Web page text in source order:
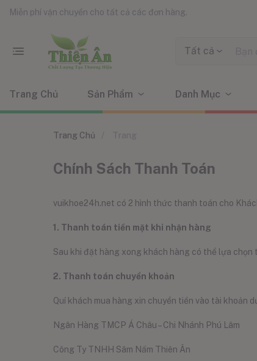
Miễn phí vận chuyển cho tất cả các đơn hàng.
Tất cả
Trang Chủ Sản Phẩm Danh Mục
Trang Chủ
Chính Sách Thanh Toán
vuikhoe24h.net có 2 hình thức thanh toán cho
1. Thanh toán tiền mặt khi nhận hàng
Sau khi đặt hàng xong khách hàng có thể lựa
2. Thanh toán chuyển khoản
Quí khách mua hàng xin chuyển tiền vào tài khoản
Ngân Hàng TMCP Á Châu – Chi Nhánh Phú Lâm
Công Ty TNHH Sâm Nấm Thiên Ân